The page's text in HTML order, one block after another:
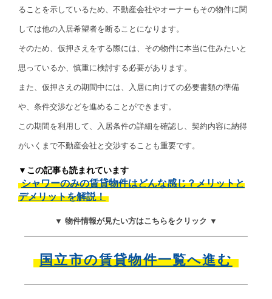
ることを示しているため、不動産会社やオーナーもその物件に関
しては他の入居希望者を断ることになります。
そのため、仮押さえをする際には、その物件に本当に住みたいと
思っているか、慎重に検討する必要があります。
また、仮押さえの期間中には、入居に向けての必要書類の準備
や、条件交渉などを進めることができます。
この期間を利用して、入居条件の詳細を確認し、契約内容に納得
がいくまで不動産会社と交渉することも重要です。
▼この記事も読まれています
シャワーのみの賃貸物件はどんな感じ？メリットと
デメリットを解説！
▼ 物件情報が見たい方はこちらをクリック ▼
国立市の賃貸物件一覧へ進む